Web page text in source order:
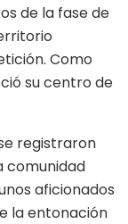
de la fase de
Como
su centro de
registraron
comunidad
aficionados
la entonación